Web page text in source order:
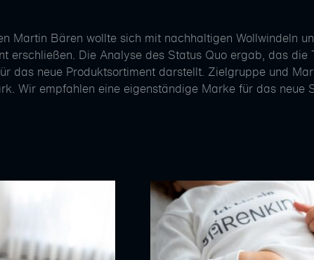
Martin Bären wollte sich mit nachhaltigen Wollwindeln
erschließen. Die Analyse des Status Quo ergab, das die
das neue Produktsortiment darstellt. Zielgruppe und
Wir empfahlen eine eigenständige Marke für das neue